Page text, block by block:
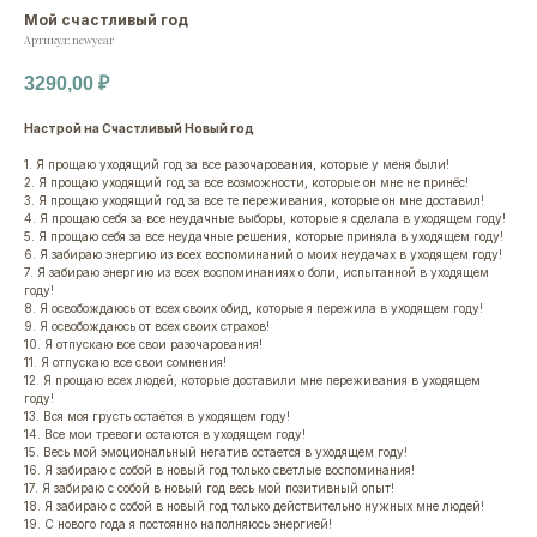
Мой счастливый год
Артикул:newyear
3290,00 ₽
Настрой на Счастливый Новый год
1. Я прощаю уходящий год за все разочарования, которые у меня были!
2. Я прощаю уходящий год за все возможности, которые он мне не принёс!
3. Я прощаю уходящий год за все те переживания, которые он мне доставил!
4. Я прощаю себя за все неудачные выборы, которые я сделала в уходящем году!
5. Я прощаю себя за все неудачные решения, которые приняла в уходящем году!
6. Я забираю энергию из всех воспоминаний о моих неудачах в уходящем году!
7. Я забираю энергию из всех воспоминаниях о боли, испытанной в уходящем
году!
8. Я освобождаюсь от всех своих обид, которые я пережила в уходящем году!
9. Я освобождаюсь от всех своих страхов!
10. Я отпускаю все свои разочарования!
11. Я отпускаю все свои сомнения!
12. Я прощаю всех людей, которые доставили мне переживания в уходящем
году!
13. Вся моя грусть остаётся в уходящем году!
14. Все мои тревоги остаются в уходящем году!
15. Весь мой эмоциональный негатив остается в уходящем году!
16. Я забираю с собой в новый год только светлые воспоминания!
17. Я забираю с собой в новый год весь мой позитивный опыт!
18. Я забираю с собой в новый год только действительно нужных мне людей!
19. С нового года я постоянно наполняюсь энергией!